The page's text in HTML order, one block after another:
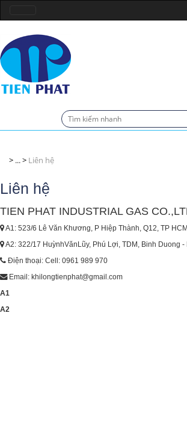
... Liên hệ
Liên hệ
TIEN PHAT INDUSTRIAL GAS
A1: 523/6 Lê Văn Khương, P Hiệp Thành, Q12, TP
A2: 322/17 HuỳnhVănLũy, Phú Lợi, TDM, Binh Duong -
Điện thoại: Cell: 0961 989 970
Email: khilongtienphat@gmail.com
A1
A2